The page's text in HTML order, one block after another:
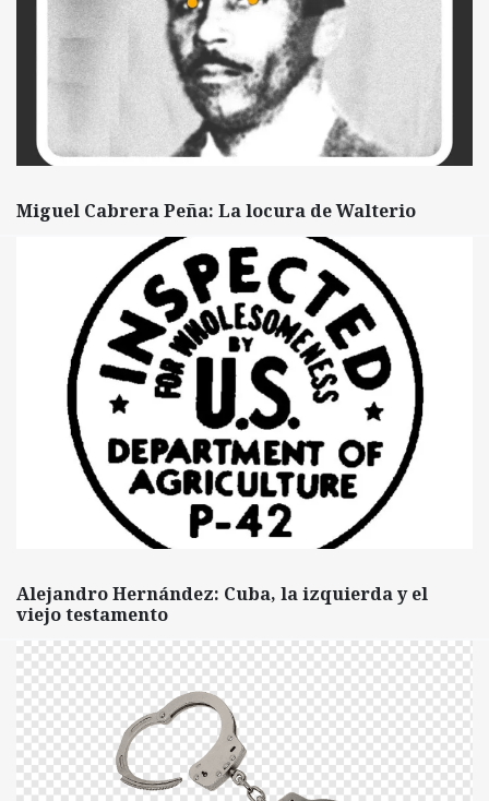
Miguel Cabrera Peña: La locura de Walterio
Alejandro Hernández: Cuba, la izquierda y el
viejo testamento